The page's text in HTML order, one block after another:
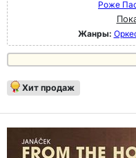
Роже
Жанры:
Хит продаж